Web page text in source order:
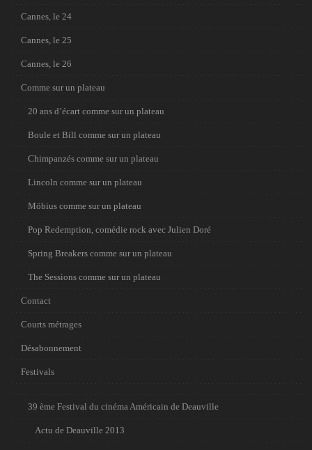
Cannes, le 24
Cannes, le 25
Cannes, le 26
Comme sur un plateau
20 ans d’écart comme sur un plateau
Boule et Bill comme sur un plateau
Chimpanzés comme sur un plateau
Lincoln comme sur un plateau
Möbius comme sur un plateau
Pop Redemption, comédie rock avec Julien Doré
Spring Breakers comme sur un plateau
The Sessions comme sur un plateau
Contact
Courts métrages
Désabonnement
Festivals
39 ème Festival du cinéma Américain de Deauville
Actu de Deauville 2013